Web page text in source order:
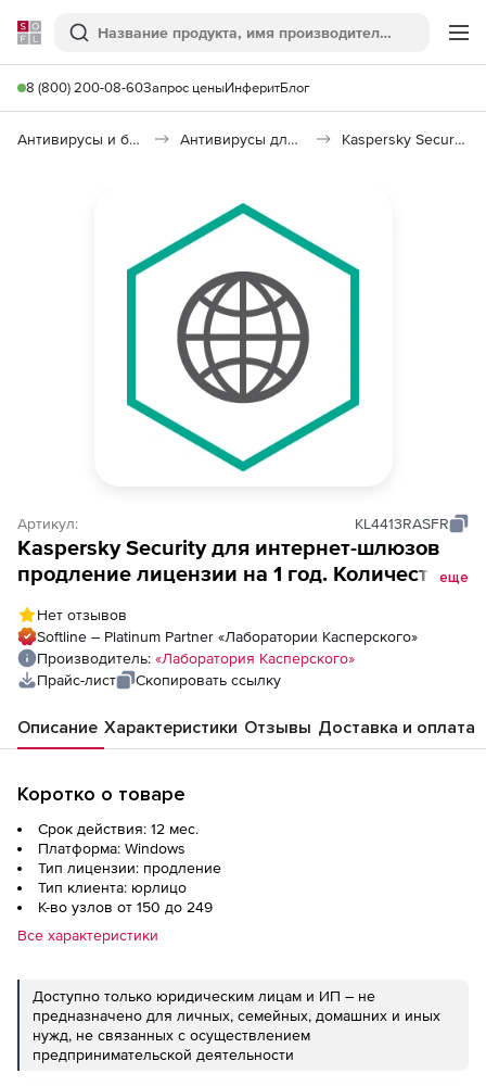
Softline
Поиск
8 (800) 200-08-60Запрос ценыИнферитБлог
Антивирусы и безопасность Антивирусы для организаций Kaspersky Security для интернет-шлюзов
Артикул: KL4413RASFR
Kaspersky Security для интернет-шлюзов
продление лицензии на 1 год. Количествоеще
Нет отзывов
Softline – Platinum Partner «Лаборатории Касперского»
Производитель: «Лаборатория Касперского»
Прайс-лист
Скопировать ссылку
Описание Характеристики Отзывы Доставка и оплата
Коротко о товаре
Срок действия: 12 мес.
Платформа: Windows
Тип лицензии: продление
Тип клиента: юрлицо
К-во узлов от 150 до 249
Все характеристики
Доступно только юридическим лицам и ИП – не
предназначено для личных, семейных, домашних и иных
нужд, не связанных с осуществлением
предпринимательской деятельности